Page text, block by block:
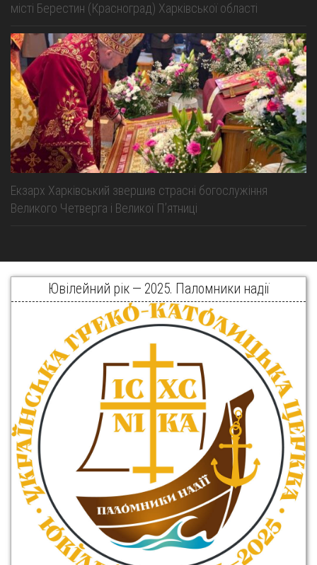
місті Берестин (Красноград) Харківської області
Екзарх Харківський звершив страсні богослужіння
Великого Четверга і Великої Пʼятниці
Ювілейний рік — 2025. Паломники надії